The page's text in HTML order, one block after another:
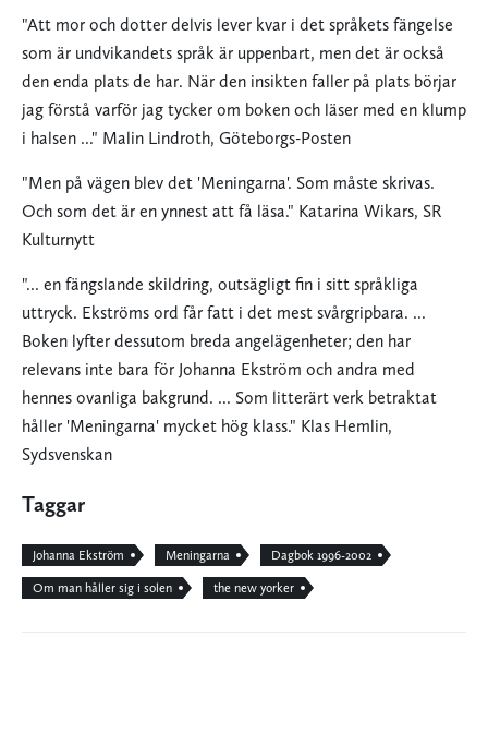
"Att mor och dotter delvis lever kvar i det språkets fängelse
som är undvikandets språk är uppenbart, men det är också
den enda plats de har. När den insikten faller på plats börjar
jag förstå varför jag tycker om boken och läser med en klump
i halsen ..." Malin Lindroth, Göteborgs-Posten
"Men på vägen blev det 'Meningarna'. Som måste skrivas.
Och som det är en ynnest att få läsa." Katarina Wikars, SR
Kulturnytt
"... en fängslande skildring, outsägligt fin i sitt språkliga
uttryck. Ekströms ord får fatt i det mest svår­gripbara. ...
Boken lyfter dessutom breda angelägen­heter; den har
relevans inte bara för Johanna Ekström och andra med
hennes ovanliga bakgrund. ... Som litterärt verk betraktat
hål­ler 'Meningarna' mycket hög klass." Klas Hemlin,
Sydsvenskan
Taggar
Johanna Ekström Meningarna Dagbok 1996-2002
Om man håller sig i solen the new yorker